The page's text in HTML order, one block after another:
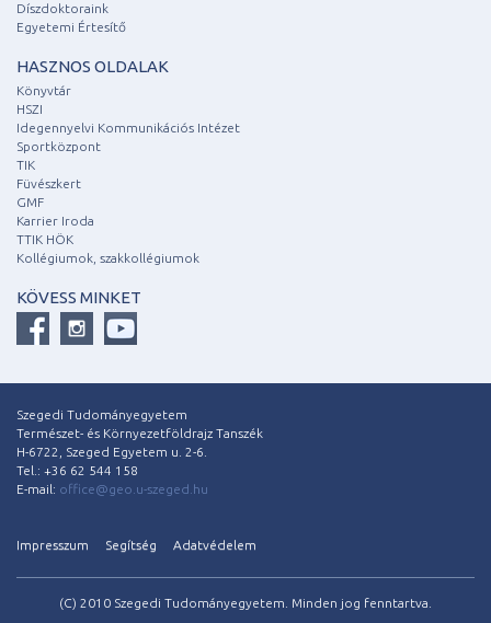
Díszdoktoraink
Egyetemi Értesítő
HASZNOS OLDALAK
Könyvtár
HSZI
Idegennyelvi Kommunikációs Intézet
Sportközpont
TIK
Füvészkert
GMF
Karrier Iroda
TTIK HÖK
Kollégiumok, szakkollégiumok
KÖVESS MINKET
Szegedi Tudományegyetem
Természet- és Környezetföldrajz Tanszék
H-6722, Szeged Egyetem u. 2-6.
Tel.: +36 62 544 158
E-mail: office@geo.u-szeged.hu
Impresszum Segítség Adatvédelem
(C) 2010 Szegedi Tudományegyetem. Minden jog fenntartva.